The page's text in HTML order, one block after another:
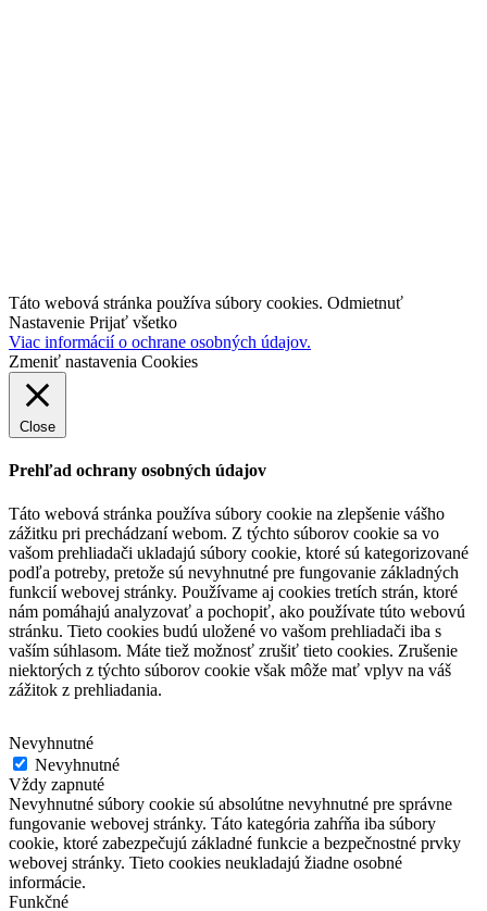
Táto webová stránka používa súbory cookies. Odmietnuť
Nastavenie Prijať všetko
Viac informácií o ochrane osobných údajov.
Zmeniť nastavenia Cookies
Close
Prehľad ochrany osobných údajov
Táto webová stránka používa súbory cookie na zlepšenie vášho
zážitku pri prechádzaní webom. Z týchto súborov cookie sa vo
vašom prehliadači ukladajú súbory cookie, ktoré sú kategorizované
podľa potreby, pretože sú nevyhnutné pre fungovanie základných
funkcií webovej stránky. Používame aj cookies tretích strán, ktoré
nám pomáhajú analyzovať a pochopiť, ako používate túto webovú
stránku. Tieto cookies budú uložené vo vašom prehliadači iba s
vaším súhlasom. Máte tiež možnosť zrušiť tieto cookies. Zrušenie
niektorých z týchto súborov cookie však môže mať vplyv na váš
zážitok z prehliadania.
Nevyhnutné
Nevyhnutné
Vždy zapnuté
Nevyhnutné súbory cookie sú absolútne nevyhnutné pre správne
fungovanie webovej stránky. Táto kategória zahŕňa iba súbory
cookie, ktoré zabezpečujú základné funkcie a bezpečnostné prvky
webovej stránky. Tieto cookies neukladajú žiadne osobné
informácie.
Funkčné